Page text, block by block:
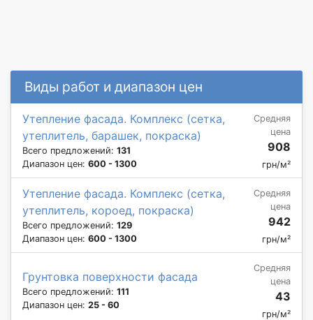
Виды работ и диапазон цен
Утепление фасада. Комплекс (сетка,
утеплитель, барашек, покраска)
Всего предложений: 131
Диапазон цен: 600 - 1300
Средняя
цена
908
грн/м²
Утепление фасада. Комплекс (сетка,
утеплитель, короед, покраска)
Всего предложений: 129
Диапазон цен: 600 - 1300
Средняя
цена
942
грн/м²
Грунтовка поверхности фасада
Всего предложений: 111
Диапазон цен: 25 - 60
Средняя
цена
43
грн/м²